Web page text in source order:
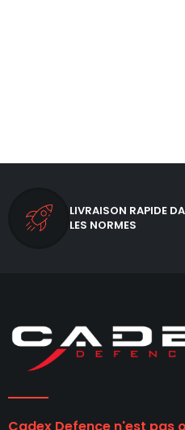
LIVRAISON RAPIDE
LES NORMES
Cadex Defence n'est pas